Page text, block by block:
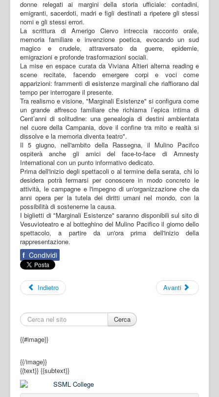
donne relegati ai margini della storia ufficiale: contadini,
emigranti, sacerdoti, madri e figli destinati a ripetere gli stessi
nomi e gli stessi errori.
La scrittura di Amerigo Ciervo intreccia racconto orale,
memoria familiare e invenzione poetica, evocando un sud
magico e crudele, attraversato da guerre, epidemie,
emigrazioni e profonde trasformazioni sociali.
La mise en espace curata da Viviana Altieri alterna reading e
scene recitate, facendo emergere corpi e voci come
apparizioni: frammenti di esistenze marginali che riaffiorano dal
tempo per interrogare il presente.
Tra realismo e visione, "Marginali Esistenze" si configura come
un grande affresco familiare che richiama l’epica intima di
Cent’anni di solitudine: una genealogia di destini ambientata
nel cuore della Campania, dove il confine tra mito e realtà si
dissolve e la memoria diventa teatro".
Il 5 giugno, nell'ambito della Rassegna, il Mulino Pacifco
ospiterà anche gli amici del face-to-face di Amnesty
International con un punto informativo dedicato.
Prima dell'inizio degli spettacoli o al termine della serata, chi lo
desidera potrà fermarsi per conoscere in modo concreto le
attività, le campagne e l'impegno di un'organizzazione che da
anni opera per la tutela dei diritti umani nel mondo, con la
possibilità di sostenerne la causa.
I biglietti di "Marginali Esistenze" saranno disponibili sul sito di
Vesuvioteatro e al botteghino del Mulino Pacifico il giorno dello
spettacolo, a partire da un'ora prima dell'inizio della
rappresentazione.
f Condividi
Indietro Avanti
Cerca
{{#image}}
{{/image}}
{{text}} {{subtext}}